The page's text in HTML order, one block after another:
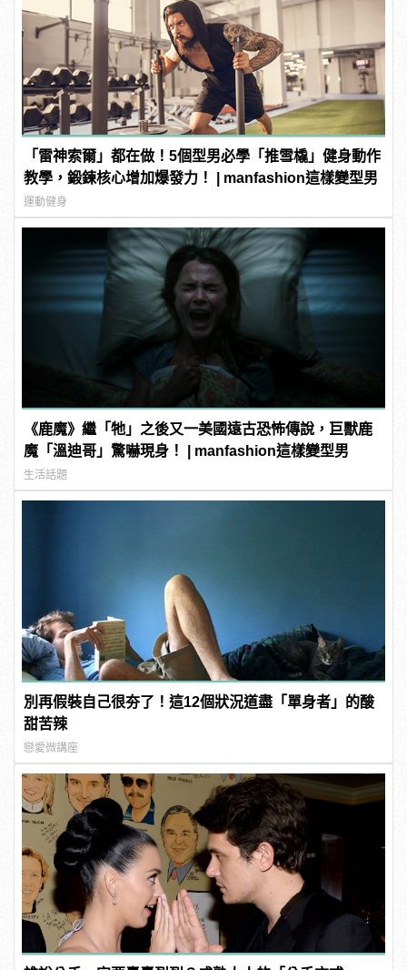
「雷神索爾」都在做！5個型男必學「推雪橇」健身動作
教學，鍛鍊核心增加爆發力！ | manfashion這樣變型男
運動健身
《鹿魔》繼「牠」之後又一美國遠古恐怖傳說，巨獸鹿
魔「溫迪哥」驚嚇現身！ | manfashion這樣變型男
生活話題
別再假裝自己很夯了！這12個狀況道盡「單身者」的酸
甜苦辣
戀愛微講座